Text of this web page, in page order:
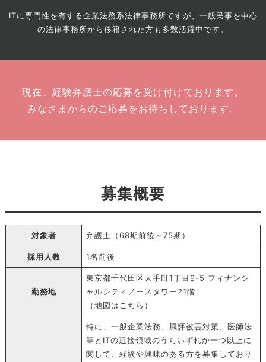
ITに専門性を有する企業法務系法律事務所ですが、一般民事を中心
の法律事務所から移籍された方も多数活躍中です。
現在、経験弁護士の応募を受け付けております。
みなさまからのご応募をお待ちしております。
募集概要
対象者 弁護士（68期前後～75期）
採用人数 1名前後
勤務地
東京都千代田区大手町1丁目9-5 フィナンシ
ャルシティノースタワー21階
（地図はこちら ）
特に、一般企業法務、風評被害対策、医師法
等とITの近接領域のうちいずれか一つ以上に
関して、経験や興味のある方を募集しており